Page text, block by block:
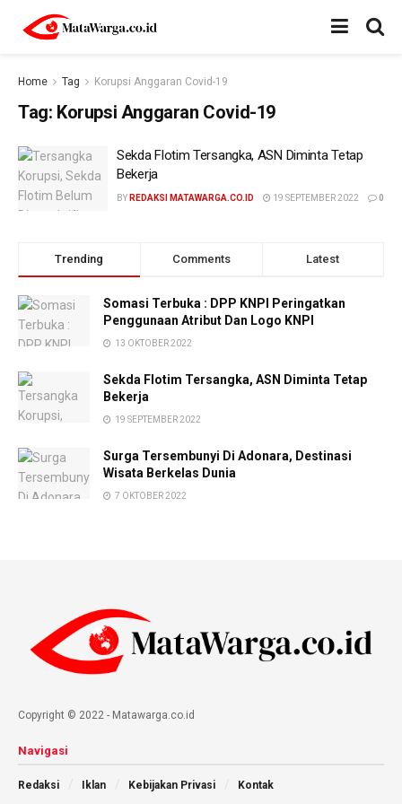
Home Tag Korupsi Anggaran Covid-19
Tag: Korupsi Anggaran Covid-19
Sekda Flotim Tersangka, ASN Diminta Tetap
Bekerja
BY REDAKSI MATAWARGA.CO.ID 19 SEPTEMBER 2022 0
Trending Comments Latest
Somasi Terbuka : DPP KNPI Peringatkan
Penggunaan Atribut Dan Logo KNPI
13 OKTOBER 2022
Sekda Flotim Tersangka, ASN Diminta Tetap
Bekerja
19 SEPTEMBER 2022
Surga Tersembunyi Di Adonara, Destinasi
Wisata Berkelas Dunia
7 OKTOBER 2022
Copyright © 2022 - Matawarga.co.id
Navigasi
Redaksi Iklan Kebijakan Privasi Kontak